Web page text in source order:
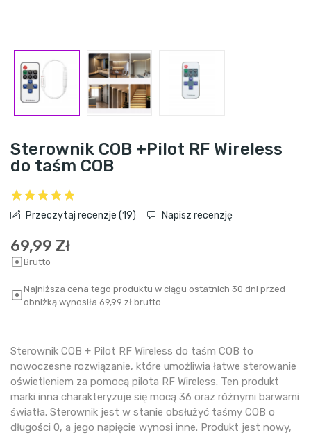
Sterownik COB +Pilot RF Wireless
do taśm COB
Przeczytaj recenzje (19) Napisz recenzję
69,99 Zł
Brutto
Najniższa cena tego produktu w ciągu ostatnich 30 dni przed
obniżką wynosiła 69,99 zł brutto
Sterownik COB + Pilot RF Wireless do taśm COB to
nowoczesne rozwiązanie, które umożliwia łatwe sterowanie
oświetleniem za pomocą pilota RF Wireless. Ten produkt
marki inna charakteryzuje się mocą 36 oraz różnymi barwami
światła. Sterownik jest w stanie obsłużyć taśmy COB o
długości 0, a jego napięcie wynosi inne. Produkt jest nowy,